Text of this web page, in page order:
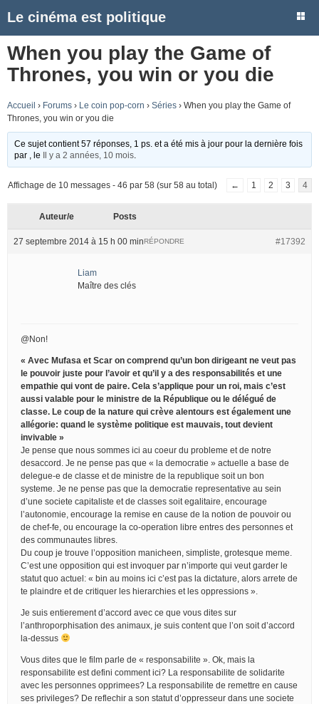
Le cinéma est politique
When you play the Game of
Thrones, you win or you die
Accueil › Forums › Le coin pop-corn › Séries › When you play the Game of
Thrones, you win or you die
Ce sujet contient 57 réponses, 1 ps. et a été mis à jour pour la dernière fois
par
, le Il y a 2 années, 10 mois
Affichage de 10 messages - 46 par 58 (sur 58 au total) ← 1 2 3 4
Auteur/e Posts
27 septembre 2014 à 15 h 00 min #17392
RÉPONDRE
Liam
Maître des clés
@Non!
« Avec Mufasa et Scar on comprend qu’un bon dirigeant ne veut pas
le pouvoir juste pour l’avoir et qu’il y a des responsabilités et une
empathie qui vont de paire. Cela s’applique pour un roi, mais c’est
aussi valable pour le ministre de la République ou le délégué de
classe. Le coup de la nature qui crève alentours est également une
allégorie: quand le système politique est mauvais, tout devient
invivable »
Je pense que nous sommes ici au coeur du probleme et de notre
desaccord. Je ne pense pas que « la democratie » actuelle a base de
delegue-e de classe et de ministre de la republique soit un bon
systeme. Je ne pense pas que la democratie representative au sein
d’une societe capitaliste et de classes soit egalitaire, encourage
l’autonomie, encourage la remise en cause de la notion de pouvoir ou
de chef-fe, ou encourage la co-operation libre entres des personnes et
des communautes libres.
Du coup je trouve l’opposition manicheen, simpliste, grotesque meme.
C’est une opposition qui est invoquer par n’importe qui veut garder le
statut quo actuel: « bin au moins ici c’est pas la dictature, alors arrete de
te plaindre et de critiquer les hierarchies et les oppressions ».
Je suis entierement d’accord avec ce que vous dites sur
l’anthroporphisation des animaux, je suis content que l’on soit d’accord
la-dessus
Vous dites que le film parle de « responsabilite ». Ok, mais la
responsabilite est defini comment ici? La responsabilite de solidarite
avec les personnes opprimees? La responsabilite de remettre en cause
ses privileges? De reflechir a son statut d’oppresseur dans une societe